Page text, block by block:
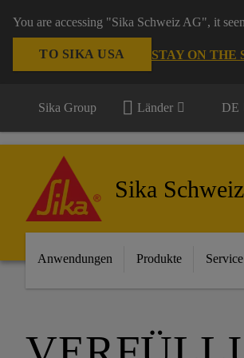
You are accessing "Sika Schweiz AG", it
TO SIKA USA STAY ON THE
Sika Group Länder DE
Sika
Anwendungen Produkte Service